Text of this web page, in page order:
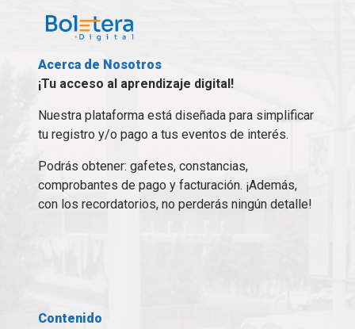
Acerca de Nosotros
¡Tu acceso al aprendizaje digital!
Nuestra plataforma está diseñada para simplificar
tu registro y/o pago a tus eventos de interés.
Podrás obtener: gafetes, constancias,
comprobantes de pago y facturación. ¡Además,
con los recordatorios, no perderás ningún detalle!
Contenido